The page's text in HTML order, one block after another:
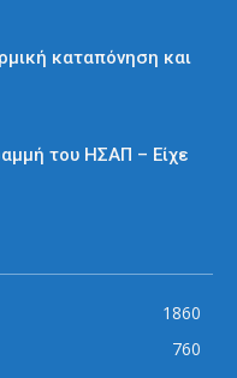
καταπόνηση και
του ΗΣΑΠ – Είχε
1860
760